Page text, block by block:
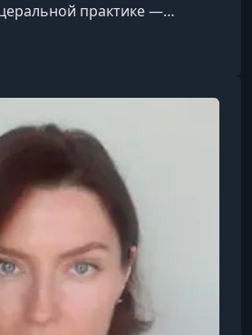
практике —
через массаж
Этот метод,
для нормализации
улучшения общего
Академия предлагает
как в очном, так и
позволяя учащимся изучать
функциональной